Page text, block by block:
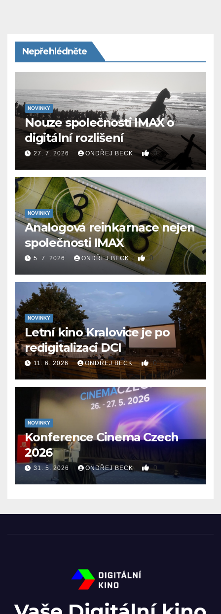
Nepřehlédněte
NOVINKY
Nouze společnosti IMAX o
digitální rozlišení
27. 7. 2026 ONDŘEJ BECK 0
NOVINKY
Analogová reinkarnace nejen
společnosti IMAX
5. 7. 2026 ONDŘEJ BECK 0
NOVINKY
Letní kino Kralovice je po
redigitalizaci DCI
11. 6. 2026 ONDŘEJ BECK 0
NOVINKY
Konference Cinema Czech
2026
31. 5. 2026 ONDŘEJ BECK 0